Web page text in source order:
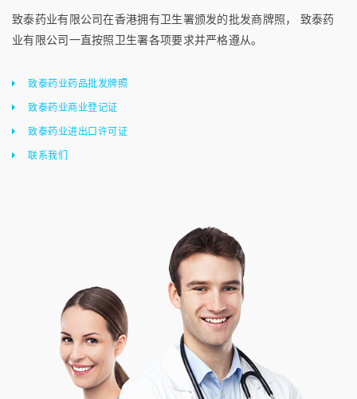
致泰药业有限公司在香港拥有卫生署颁发的批发商牌照， 致泰药
业有限公司一直按照卫生署各项要求并严格遵从。
致泰药业药品批发牌照
致泰药业商业登记证
致泰药业进出口许可证
联系我们